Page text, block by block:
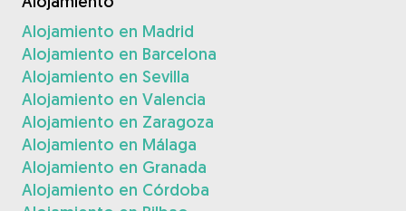
Alojamiento en Madrid
Alojamiento en Barcelona
Alojamiento en Sevilla
Alojamiento en Valencia
Alojamiento en Zaragoza
Alojamiento en Málaga
Alojamiento en Granada
Alojamiento en Córdoba